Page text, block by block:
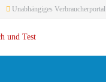
Unabhängiges Verbraucherportal